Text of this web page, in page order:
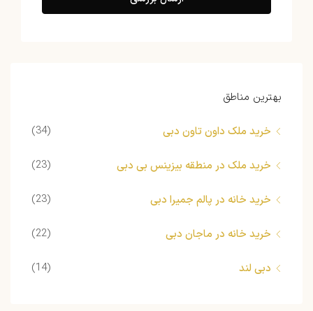
بهترین مناطق
خرید ملک داون تاون دبی (34)
خرید ملک در منطقه بیزینس بی دبی (23)
خرید خانه در پالم جمیرا دبی (23)
خرید خانه در ماجان دبی (22)
دبی لند (14)